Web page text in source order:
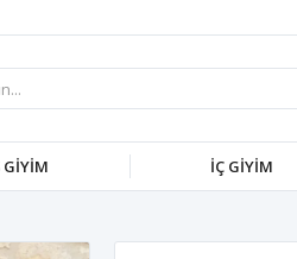
GİYİM İÇ GİYİM